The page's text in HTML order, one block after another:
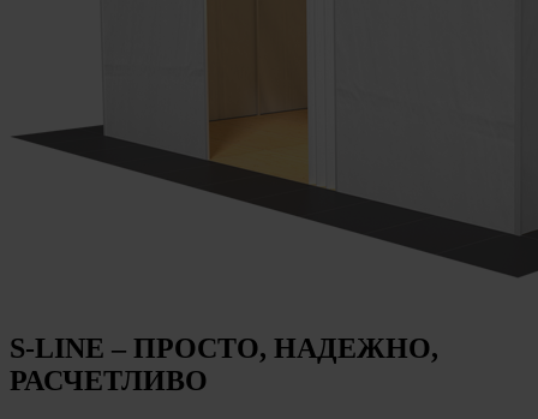
S-LINE – ПРОСТО, НАДЕЖНО,
РАСЧЕТЛИВО